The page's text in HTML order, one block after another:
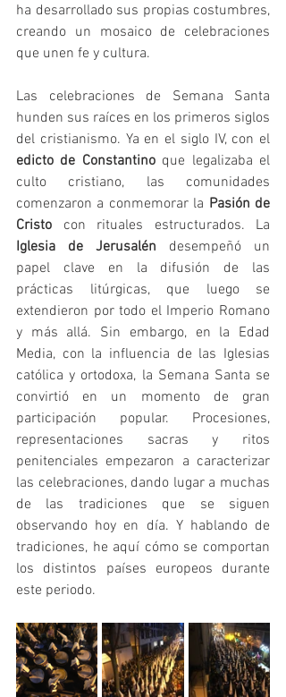
ha desarrollado sus propias costumbres,
creando un mosaico de celebraciones
que unen fe y cultura.
Las celebraciones de Semana Santa
hunden sus raíces en los primeros siglos
edicto de Constantino que legalizaba el
culto cristiano, las comunidades
comenzaron a conmemorar la Pasión de
Cristo
Iglesia de Jerusalén desempeñó un
papel clave en la difusión de las
prácticas litúrgicas, que luego se
extendieron por todo el Imperio Romano
y más allá. Sin embargo, en la Edad
Media, con la influencia de las Iglesias
católica y ortodoxa, la Semana Santa se
convirtió en un momento de gran
participación popular. Procesiones,
representaciones sacras y ritos
penitenciales empezaron a caracterizar
las celebraciones, dando lugar a muchas
de las tradiciones que se siguen
observando hoy en día. Y hablando de
tradiciones, he aquí cómo se comportan
los distintos países europeos durante
este periodo.